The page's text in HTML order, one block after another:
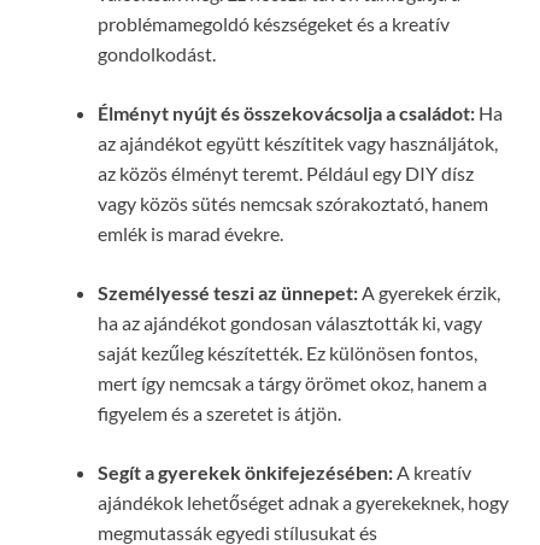
problémamegoldó készségeket és a kreatív
gondolkodást.
Élményt nyújt és összekovácsolja a családot: Ha
az ajándékot együtt készítitek vagy használjátok,
az közös élményt teremt. Például egy DIY dísz
vagy közös sütés nemcsak szórakoztató, hanem
emlék is marad évekre.
Személyessé teszi az ünnepet:A gyerekek érzik,
ha az ajándékot gondosan választották ki, vagy
saját kezűleg készítették. Ez különösen fontos,
mert így nemcsak a tárgy örömet okoz, hanem a
figyelem és a szeretet is átjön.
Segít a gyerekek önkifejezésében:A kreatív
ajándékok lehetőséget adnak a gyerekeknek, hogy
megmutassák egyedi stílusukat és